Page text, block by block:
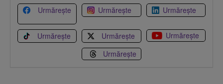
Urmărește Urmărește Urmărește
Urmărește Urmărește
Urmărește
Urmărește